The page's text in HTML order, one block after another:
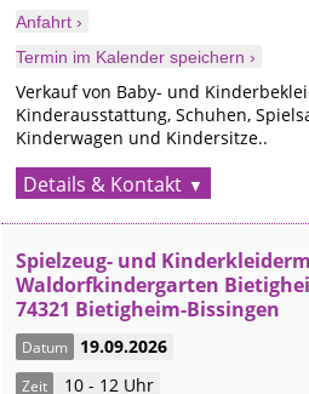
Anfahrt ›
Termin im Kalender speichern ›
Verkauf von Baby- und
Kinderausstattung, Schuhen,
Kinderwagen und Kindersitze..
Details & Kontakt
Spielzeug- und
Waldorfkindergarten
74321 Bietigheim-Bissingen
Datum 19.09.2026
Zeit 10 - 12 Uhr